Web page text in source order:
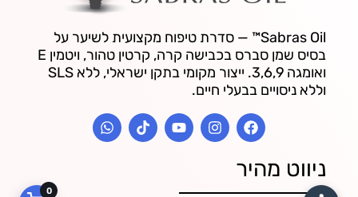
Sabras Oil™ — סדרת טיפוח מקצועית לשיער על
בסיס שמן סברס בכבישה קרה, קרטין טהור, ויטמין E
ואומגה 3,6,9. ייצור מקומי בתקן ישראלי, ללא SLS
וללא ניסויים בבעלי חיים.
ניווט מהיר
0